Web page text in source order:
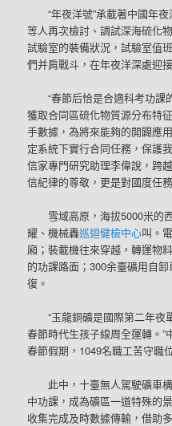
“年夜洋號”承載著中國年
等人再次檢討、調試深海硫化
試驗室的裝備狀況，試驗室值
們并肩戰斗，在年夜洋深處迎
“春節后恰是合適科考功課
獲取合同區硫化物質源分布特
手數據，為將來能夠的開闢應
定系統下實行合同任務，保護
信家專門研究助理李偉說，跨
信紀律的尊敬，更是對國度任
雪域高原，海拔5000米的
耀、機械轟巡迴健檢中心叫。
廂；裝載機往來穿越，轉運物
的功課路面；300余臺礦用自
復。
“玉龍銅礦是國際第二年夜
春節時代生孩子線周全運轉。”
春節假期，1049名職工苦守職
此中，十臺無人駕駛礦車
中功課，成為礦區一道特殊的
收集完成及時數據傳輸，借助